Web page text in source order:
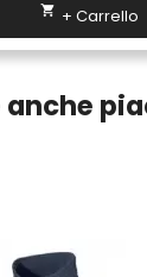
 + Carrello
anche